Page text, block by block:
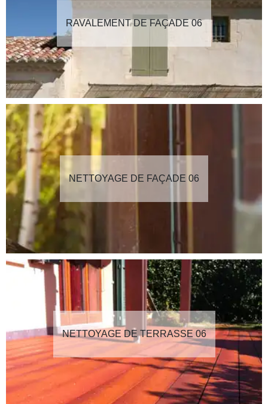
RAVALEMENT DE FAÇADE 06
NETTOYAGE DE FAÇADE 06
NETTOYAGE DE TERRASSE 06